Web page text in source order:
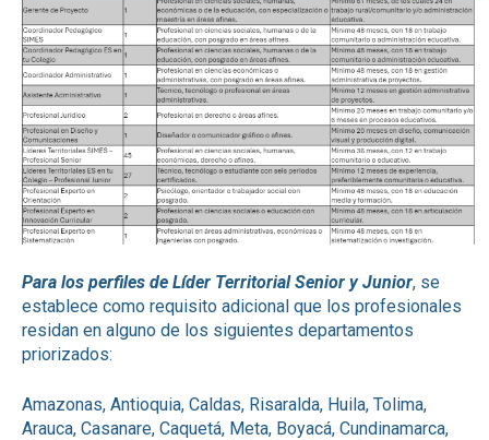
Para los perfiles de Líder Territorial Senior y Junior, se
establece como requisito adicional que los profesionales
residan en alguno de los siguientes departamentos
priorizados:
Amazonas, Antioquia, Caldas, Risaralda, Huila, Tolima,
Arauca, Casanare, Caquetá, Meta, Boyacá, Cundinamarca,